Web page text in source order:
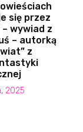
się przez
wywiad z
– autorką
z
2025